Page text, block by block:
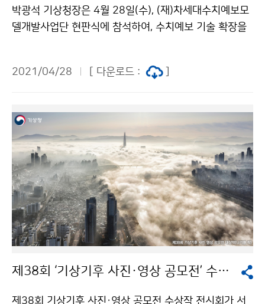
박광석 기상청장은 4월 28일(수), (재)차세대수치예보모
델개발사업단 현판식에 참석하여, 수치예보 기술 확장을
2021/04/28
[ 다운로드 :
제38회 ‘기상기후 사진·영상 공모전’ 수상작 전시회 개최
제38회 기상기후 사진·영상 공모전 수상작 전시회가 서